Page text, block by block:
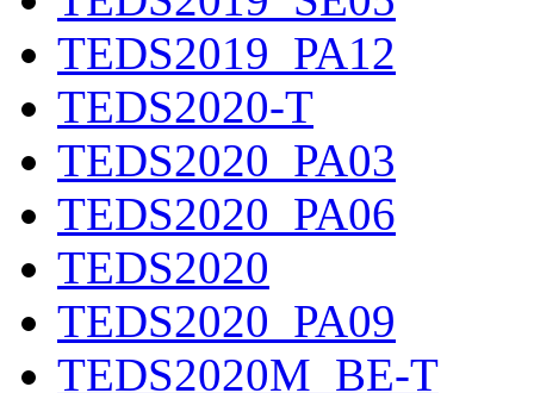
TEDS2019_PA12
TEDS2020-T
TEDS2020_PA03
TEDS2020_PA06
TEDS2020
TEDS2020_PA09
TEDS2020M_BE-T